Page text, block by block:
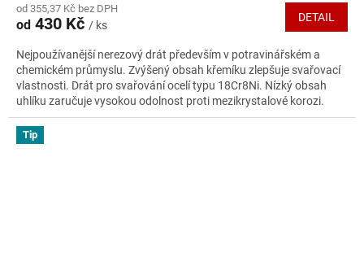
produktu
je
z
5
hvězdiček.
od 355,37 Kč bez DPH
od 430 Kč / ks
DETAIL
Nejpoužívanější nerezový drát především v potravinářském a
chemickém průmyslu. Zvýšený obsah křemíku zlepšuje svařovací
vlastnosti. Drát pro svařování ocelí typu 18Cr8Ni. Nízký obsah
uhlíku zaručuje vysokou odolnost proti mezikrystalové korozi.
Tip